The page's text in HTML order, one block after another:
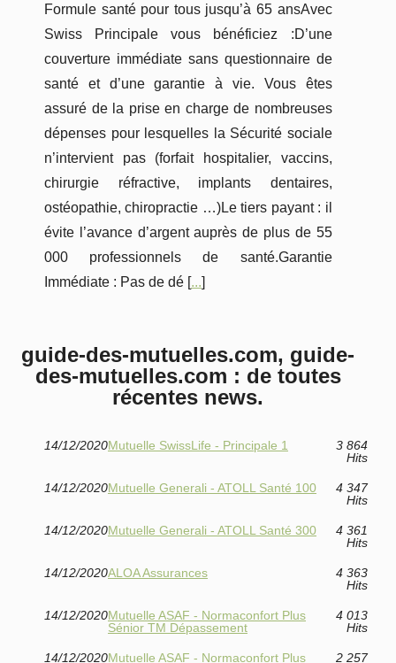
Formule santé pour tous jusqu’à 65 ansAvec
Swiss Principale vous bénéficiez :D’une
couverture immédiate sans questionnaire de
santé et d’une garantie à vie. Vous êtes
assuré de la prise en charge de nombreuses
dépenses pour lesquelles la Sécurité sociale
n’intervient pas (forfait hospitalier, vaccins,
chirurgie réfractive, implants dentaires,
ostéopathie, chiropractie …)Le tiers payant : il
évite l’avance d’argent auprès de plus de 55
000 professionnels de santé.Garantie
Immédiate : Pas de dé [...]
guide-des-mutuelles.com, guide-
des-mutuelles.com : de toutes
récentes news.
14/12/2020Mutuelle SwissLife - Principale 1
3 864
Hits
14/12/2020Mutuelle Generali - ATOLL Santé 100
4 347
Hits
14/12/2020Mutuelle Generali - ATOLL Santé 300
4 361
Hits
14/12/2020ALOA Assurances
4 363
Hits
14/12/2020Mutuelle ASAF - Normaconfort Plus
Sénior TM Dépassement
4 013
Hits
14/12/2020Mutuelle ASAF - Normaconfort Plus
2 257